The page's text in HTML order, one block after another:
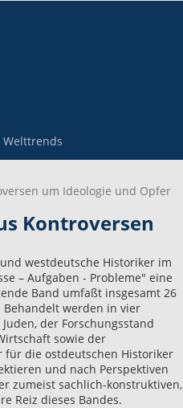
Welttrends
um Ideologie und Opfer
Kontroversen
westdeutsche Historiker im
– Aufgaben - Probleme" eine
Band umfaßt insgesamt 26
Behandelt werden in vier
der Forschungsstand
sowie der
für die ostdeutschen Historiker
und nach Perspektiven
zumeist sachlich-konstruktiven,
Reiz dieses Bandes.